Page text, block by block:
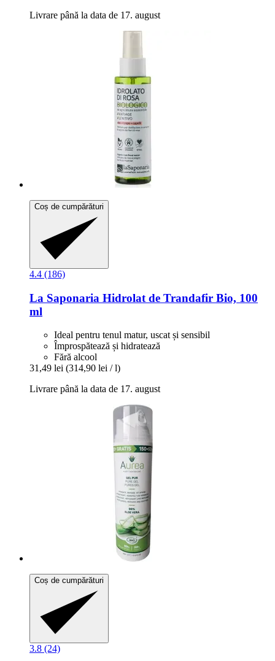
Livrare până la data de 17. august
Coș de cumpărături
4.4 (186)
La Saponaria Hidrolat de Trandafir Bio, 100
ml
Ideal pentru tenul matur, uscat și sensibil
Împrospătează și hidratează
Fără alcool
31,49 lei (314,90 lei / l)
Livrare până la data de 17. august
Coș de cumpărături
3.8 (24)